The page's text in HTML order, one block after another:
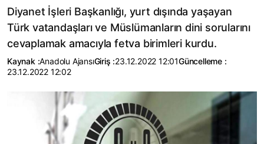
Diyanet İşleri Başkanlığı, yurt dışında yaşayan
Türk vatandaşları ve Müslümanların dini sorularını
cevaplamak amacıyla fetva birimleri kurdu.
Kaynak :Anadolu AjansıGiriş :23.12.2022 12:01Güncelleme :
23.12.2022 12:02